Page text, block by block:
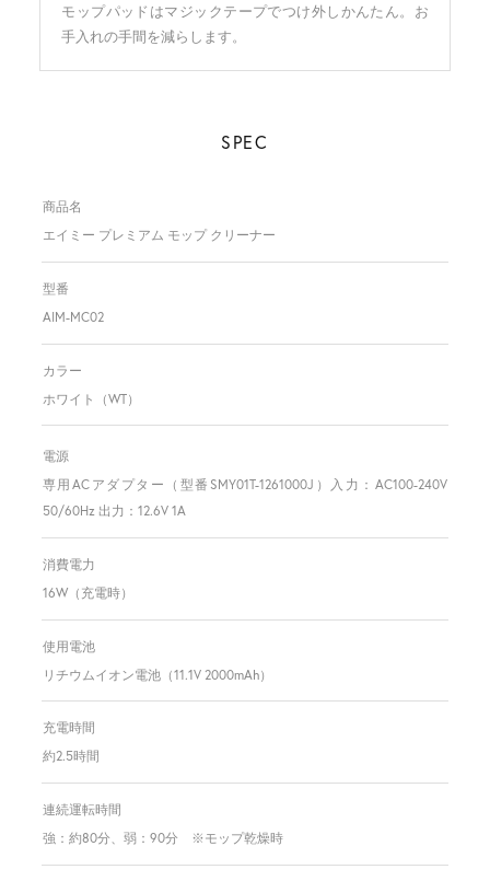
モップパッドはマジックテープでつけ外しかんたん。お
手入れの手間を減らします。
SPEC
商品名
エイミー プレミアム モップ クリーナー
型番
AIM-MC02
カラー
ホワイト（WT）
電源
専用ACアダプター（型番SMY01T-1261000J）入力：AC100-240V
50/60Hz 出力：12.6V 1A
消費電力
16W（充電時）
使用電池
リチウムイオン電池（11.1V 2000mAh）
充電時間
約2.5時間
連続運転時間
強：約80分、弱：90分 ※モップ乾燥時